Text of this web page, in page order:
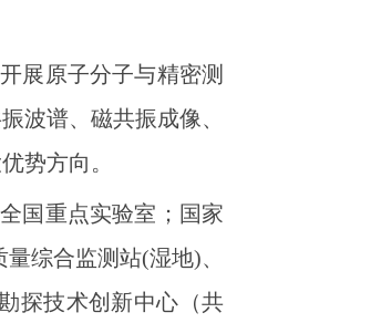
展原子分子与精密测
波谱、磁共振成像、
势方向。
国重点实验室；国家
综合监测站(湿地)、
探技术创新中心（共